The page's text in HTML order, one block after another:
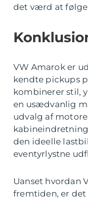
det værd at
VW Amarok er
kendte pickups
kombinerer stil,
en usædvanlig
udvalg af
den ideelle
eventyrlystne
Uanset hvordan
fremtiden, er det